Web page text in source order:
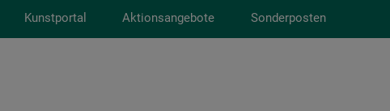
Kunstportal Aktionsangebote Sonderposten